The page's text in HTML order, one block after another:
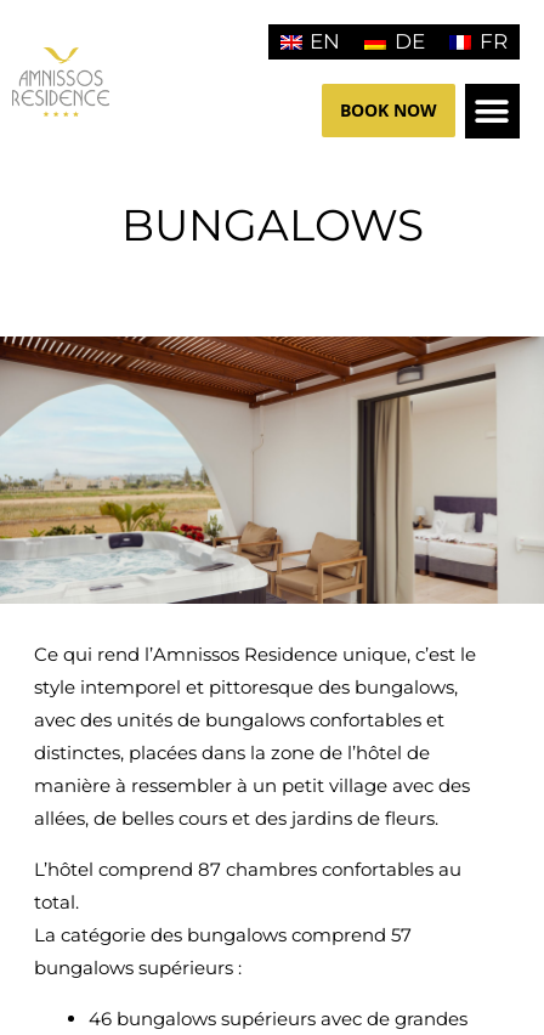
contenu
EN DE FR
BOOK NOW
BUNGALOWS
Ce qui rend l’Amnissos Residence unique, c’est le
style intemporel et pittoresque des bungalows,
avec des unités de bungalows confortables et
distinctes, placées dans la zone de l’hôtel de
manière à ressembler à un petit village avec des
allées, de belles cours et des jardins de fleurs.
L’hôtel comprend 87 chambres confortables au
total.
La catégorie des bungalows comprend 57
bungalows supérieurs :
46 bungalows supérieurs avec de grandes